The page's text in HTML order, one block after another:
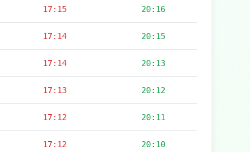
17:15 20:16
17:14 20:15
17:14 20:13
17:13 20:12
17:12 20:11
17:12 20:10